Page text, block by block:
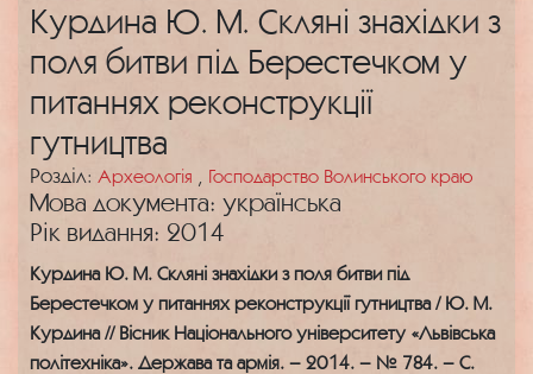
Курдина Ю. М. Скляні знахідки з
поля битви під Берестечком у
питаннях реконструкції
гутництва
Розділ: Археологія Господарство Волинського краю
Мова документа: українська
Рік видання: 2014
Курдина Ю. М. Скляні знахідки з поля битви під
Берестечком у питаннях реконструкції гутництва / Ю. М.
Курдина // Вісник Національного університету «Львівська
політехніка». Держава та армія. – 2014. – № 784. – С.